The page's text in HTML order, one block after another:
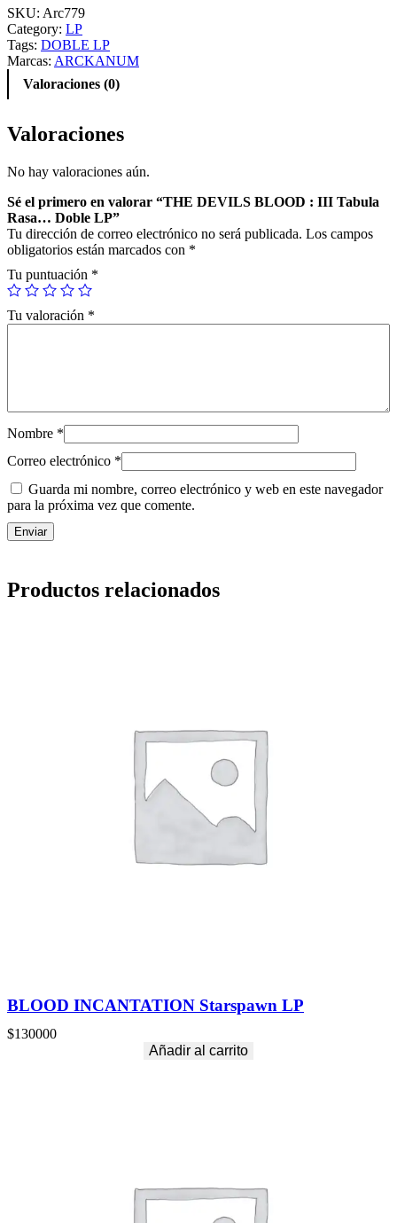
SKU: Arc779
Category: LP
Tags: DOBLE LP
Marcas: ARCKANUM
Valoraciones (0)
Valoraciones
No hay valoraciones aún.
Sé el primero en valorar “THE DEVILS BLOOD : III Tabula
Rasa… Doble LP”
Tu dirección de correo electrónico no será publicada. Los campos
obligatorios están marcados con *
Tu puntuación *
Tu valoración *
Nombre *
Correo electrónico *
Guarda mi nombre, correo electrónico y web en este navegador
para la próxima vez que comente.
Productos relacionados
BLOOD INCANTATION Starspawn LP
$130000
Añadir al carrito